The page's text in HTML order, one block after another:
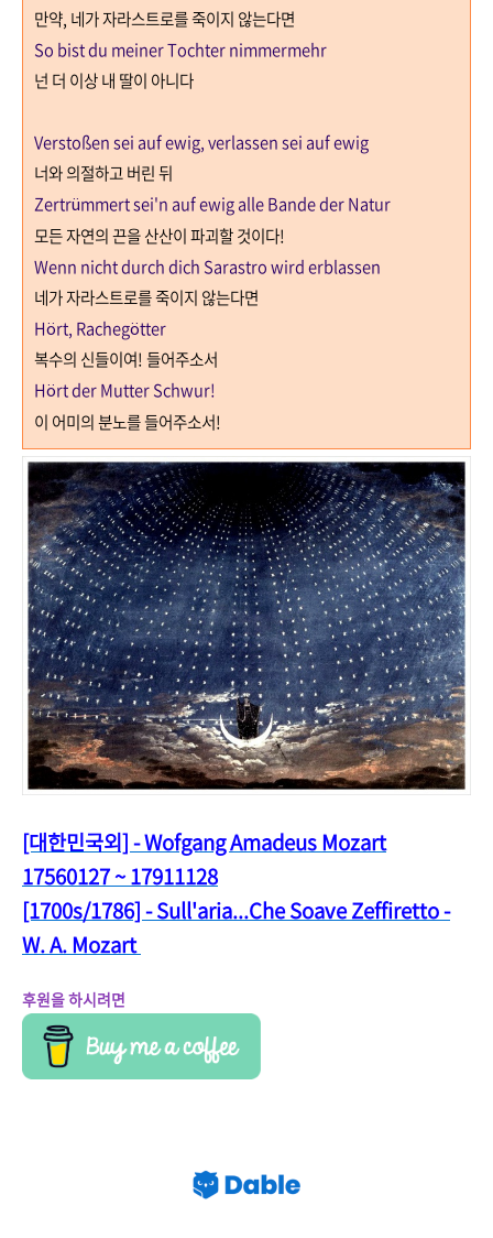
만약, 네가 자라스트로를 죽이지 않는다면
So bist du meiner Tochter nimmermehr
넌 더 이상 내 딸이 아니다
Verstoßen sei auf ewig, verlassen sei auf ewig
너와 의절하고 버린 뒤
Zertrümmert sei'n auf ewig alle Bande der Natur
모든 자연의 끈을 산산이 파괴할 것이다!
Wenn nicht durch dich Sarastro wird erblassen
네가 자라스트로를 죽이지 않는다면
Hört, Rachegötter
복수의 신들이여!들어주소서
Hört der Mutter Schwur!
이 어미의 분노를 들어주소서!
[대한민국외] - Wofgang Amadeus Mozart
17560127 ~ 17911128
[1700s/1786] - Sull'aria...Che Soave Zeffiretto -
W. A. Mozart
후원을 하시려면